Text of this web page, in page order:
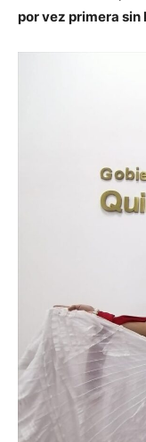
por vez primera sin